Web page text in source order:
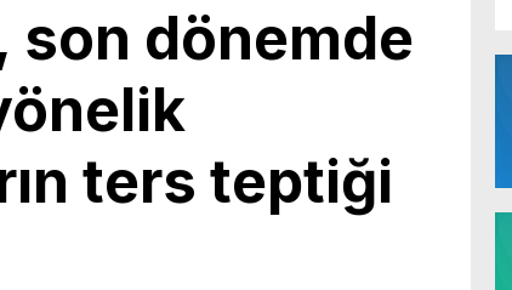
dönemde
ters teptiği